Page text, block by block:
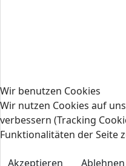
Wir benutzen Cookies
Wir nutzen Cookies auf
verbessern (Tracking
Funktionalitäten der Seite
Akzeptieren
Ablehnen